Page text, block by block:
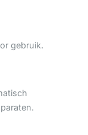
gebruik.